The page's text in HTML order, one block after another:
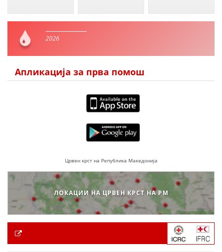
2026
Апликација за прва помош
Црвен крст на Република Македонија
ЛОКАЦИИ НА ЦРВЕН КРСТ НА РМ